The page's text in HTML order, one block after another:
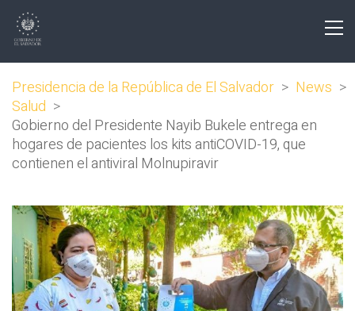
Presidencia de la República de El Salvador > News >
Salud >
Gobierno del Presidente Nayib Bukele entrega en
hogares de pacientes los kits antiCOVID-19, que
contienen el antiviral Molnupiravir